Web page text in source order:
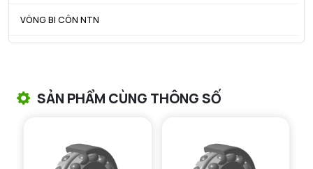
VÒNG BI CÔN NTN
VÒNG BI KIM NTN
SẢN PHẨM CÙNG THÔNG SỐ